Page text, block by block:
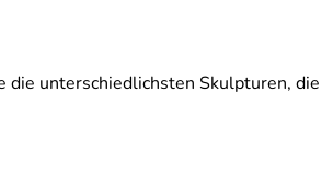
die unterschiedlichsten Skulpturen, die